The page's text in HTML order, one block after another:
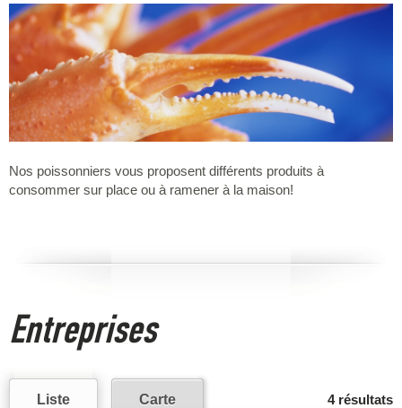
Nos poissonniers vous proposent différents produits à
consommer sur place ou à ramener à la maison!
Entreprises
4 résultats
Liste Carte